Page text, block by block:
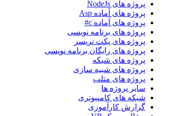
پروژه های NodeJs
پروژه های آماده Asp
پروژه های آماده c#
پروژه های برنامه نویسی
پروژه های پکت تریسر
پروژه های رایگان برنامه نویسی
پروژه های شبکه
پروژه های شبیه سازی
پروژه های متلب
سایر پروژه ها
شبکه های کامپیوتری
گزارش کارآموزی